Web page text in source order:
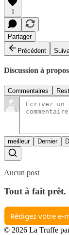
1
Partager
Précédent
Discussion à
Commentaires
meilleur Dernier
Aucun post
Tout à fait prêt.
© 2026 La Truffe